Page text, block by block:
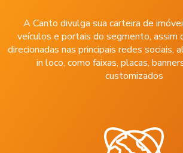
A Canto divulga sua carteira de
veículos e portais do segmento, assim
direcionadas nas principais redes sociais,
in loco, como faixas, placas,
customizados